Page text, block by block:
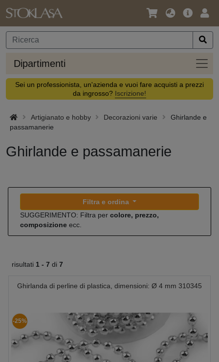
Lingua
Valuta
Offerta
Dipartimenti
Sei un professionista, un'azienda e vuoi fare acquisti a prezzi
da ingrosso? Iscrizione!
Artigianato e hobby Decorazioni varie
Ghirlande e
passamanerie
Ghirlande e passamanerie
Filtra e ordina
SUGGERIMENTO: Filtra per colore, prezzo,
composizione ecc.
risultati 1 - 7 di 7
Ghirlanda di perline di plastica, dimensioni: Ø 4 mm 310345
-25%